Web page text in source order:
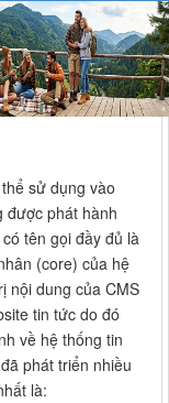
sử dụng vào
được phát hành
tên gọi đầy đủ là
(core) của hệ
nội dung của CMS
tin tức do đó
về hệ thống tin
phát triển nhiều
là: